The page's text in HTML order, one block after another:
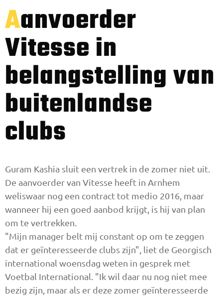
Aanvoerder
Vitesse in
belangstelling van
buitenlandse
clubs
Guram Kashia sluit een vertrek in de zomer niet uit.
De aanvoerder van Vitesse heeft in Arnhem
weliswaar nog een contract tot medio 2016, maar
wanneer hij een goed aanbod krijgt, is hij van plan
om te vertrekken.
"Mijn manager belt mij constant op om te zeggen
dat er geïnteresseerde clubs zijn", liet de Georgisch
international woensdag weten in gesprek met
Voetbal International. "Ik wil daar nu nog niet mee
bezig zijn, maar als er deze zomer geïnteresseerde